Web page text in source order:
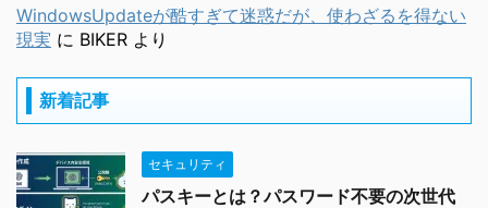
WindowsUpdateが酷すぎて迷惑だが、使わざるを得ない
現実 に BIKER より
新着記事
セキュリティ
パスキーとは？パスワード不要の次世代